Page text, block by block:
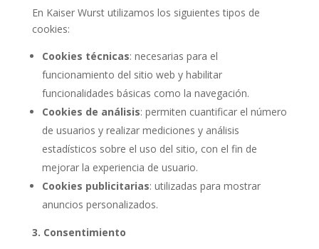
En Kaiser Wurst utilizamos los siguientes tipos de
cookies:
Cookies técnicas: necesarias para el
funcionamiento del sitio web y habilitar
funcionalidades básicas como la navegación.
Cookies de análisis: permiten cuantificar el número
de usuarios y realizar mediciones y análisis
estadísticos sobre el uso del sitio, con el fin de
mejorar la experiencia de usuario.
Cookies publicitarias: utilizadas para mostrar
anuncios personalizados.
3. Consentimiento